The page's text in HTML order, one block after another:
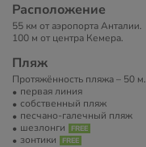
Расположение
55 км от аэропорта Анталии.
100 м от центра Кемера.
Пляж
Протяжённость пляжа – 50 м.
первая линия
собственный пляж
песчано-галечный пляж
шезлонги
зонтики